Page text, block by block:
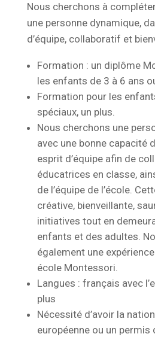
Nous cherchons à
une personne dynamique,
d’équipe, collaboratif et
Formation : un diplôme
les enfants de 3 à 6 ans
Formation pour les
spéciaux, un plus.
Nous cherchons une
avec une bonne capacité
esprit d’équipe afin de
éducatrices en classe,
de l’équipe de l’école.
créative, bienveillante,
initiatives tout en
enfants et des adultes.
également une
école Montessori.
Langues : français avec
plus
Nécessité d’avoir la
européenne ou un permis